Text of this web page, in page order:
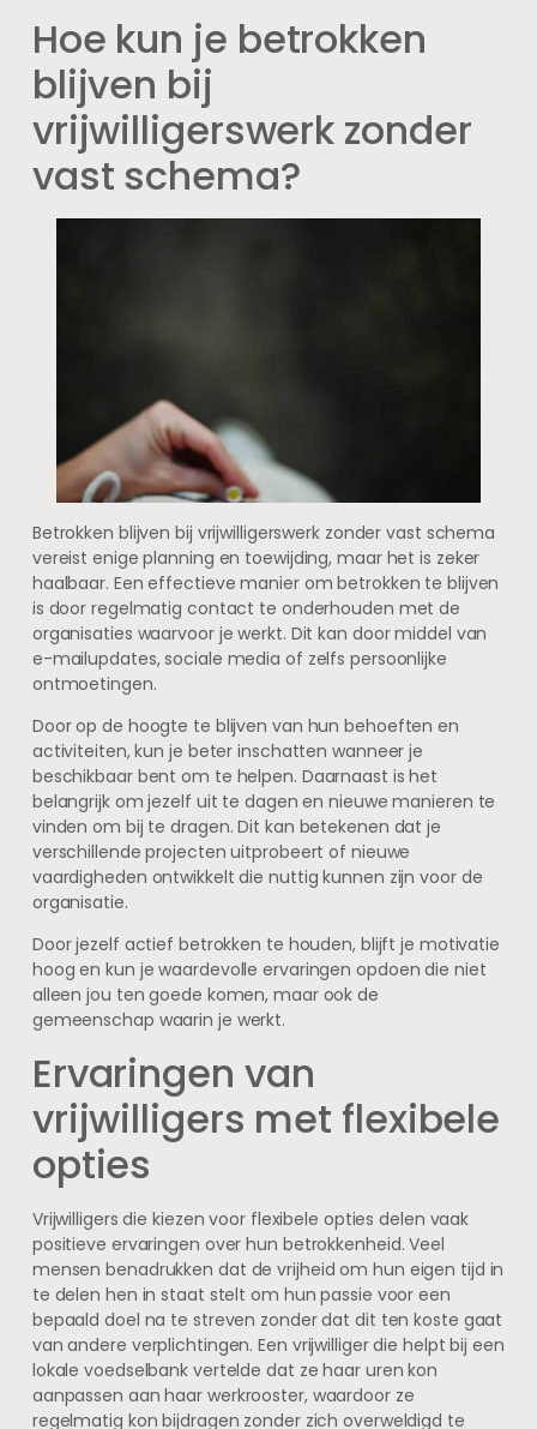
Hoe kun je betrokken
blijven bij
vrijwilligerswerk zonder
vast schema?
Betrokken blijven bij vrijwilligerswerk zonder vast schema
vereist enige planning en toewijding, maar het is zeker
haalbaar. Een effectieve manier om betrokken te blijven
is door regelmatig contact te onderhouden met de
organisaties waarvoor je werkt. Dit kan door middel van
e-mailupdates, sociale media of zelfs persoonlijke
ontmoetingen.
Door op de hoogte te blijven van hun behoeften en
activiteiten, kun je beter inschatten wanneer je
beschikbaar bent om te helpen. Daarnaast is het
belangrijk om jezelf uit te dagen en nieuwe manieren te
vinden om bij te dragen. Dit kan betekenen dat je
verschillende projecten uitprobeert of nieuwe
vaardigheden ontwikkelt die nuttig kunnen zijn voor de
organisatie.
Door jezelf actief betrokken te houden, blijft je motivatie
hoog en kun je waardevolle ervaringen opdoen die niet
alleen jou ten goede komen, maar ook de
gemeenschap waarin je werkt.
Ervaringen van
vrijwilligers met flexibele
opties
Vrijwilligers die kiezen voor flexibele opties delen vaak
positieve ervaringen over hun betrokkenheid. Veel
mensen benadrukken dat de vrijheid om hun eigen tijd in
te delen hen in staat stelt om hun passie voor een
bepaald doel na te streven zonder dat dit ten koste gaat
van andere verplichtingen. Een vrijwilliger die helpt bij een
lokale voedselbank vertelde dat ze haar uren kon
aanpassen aan haar werkrooster, waardoor ze
regelmatig kon bijdragen zonder zich overweldigd te